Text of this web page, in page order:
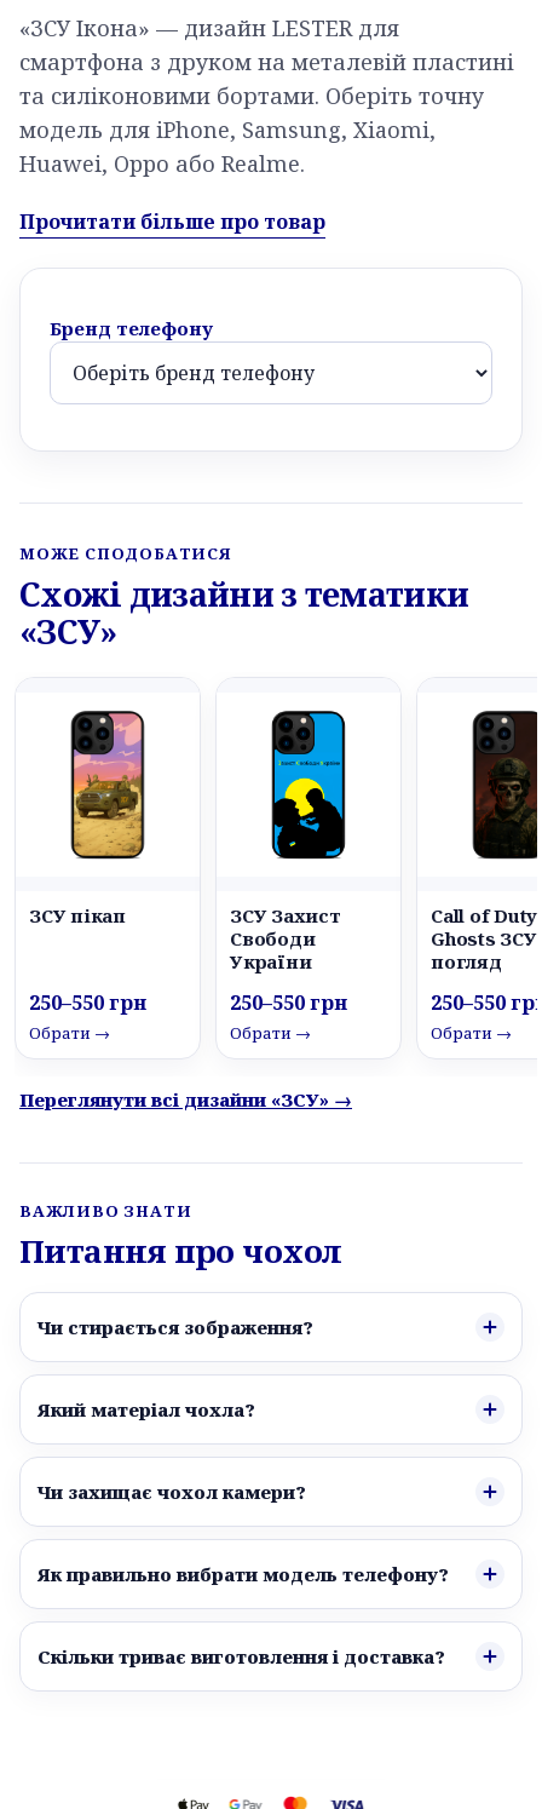
«ЗСУ Ікона» — дизайн LESTER для
смартфона з друком на металевій пластині
та силіконовими бортами. Оберіть точну
модель для iPhone, Samsung, Xiaomi,
Huawei, Oppo або Realme.
Прочитати більше про товар
Бренд телефону
МОЖЕ СПОДОБАТИСЯ
Схожі дизайни з тематики
«ЗСУ»
ЗСУ пікап
250–550 грн
Обрати →
ЗСУ Захист
Свободи
України
250–550 грн
Обрати →
Call of Duty
Ghosts ЗСУ
погляд
250–550
Обрати →
Переглянути всі дизайни «ЗСУ» →
ВАЖЛИВО ЗНАТИ
Питання про чохол
Чи стирається зображення?
Який матеріал чохла?
Чи захищає чохол камери?
Як правильно вибрати модель телефону?
Скільки триває виготовлення і доставка?